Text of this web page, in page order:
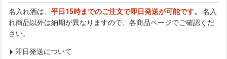
名入れ酒は、 平日15時までのご注文で即日発送が可能です。
名入
れ商品以外は納期が異なりますので、各商品ページでご確認くだ
さい。
即日発送について